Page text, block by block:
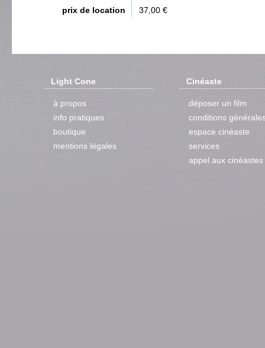
prix de location
37,00 €
Light Cone
à propos
info pratiques
boutique
mentions légales
Cinéaste
déposer un film
conditions
espace cinéaste
services
appel aux cinéastes